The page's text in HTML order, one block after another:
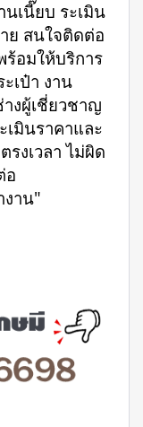
เนี๊ยบ ระเมิน
ย สนใจติดต่อ
ร้อมให้บริการ
เป๋า งาน
งผู้เชี่ยวชาญ
มินราคาและ
รงเวลา ไม่ผิด
อ
าน"